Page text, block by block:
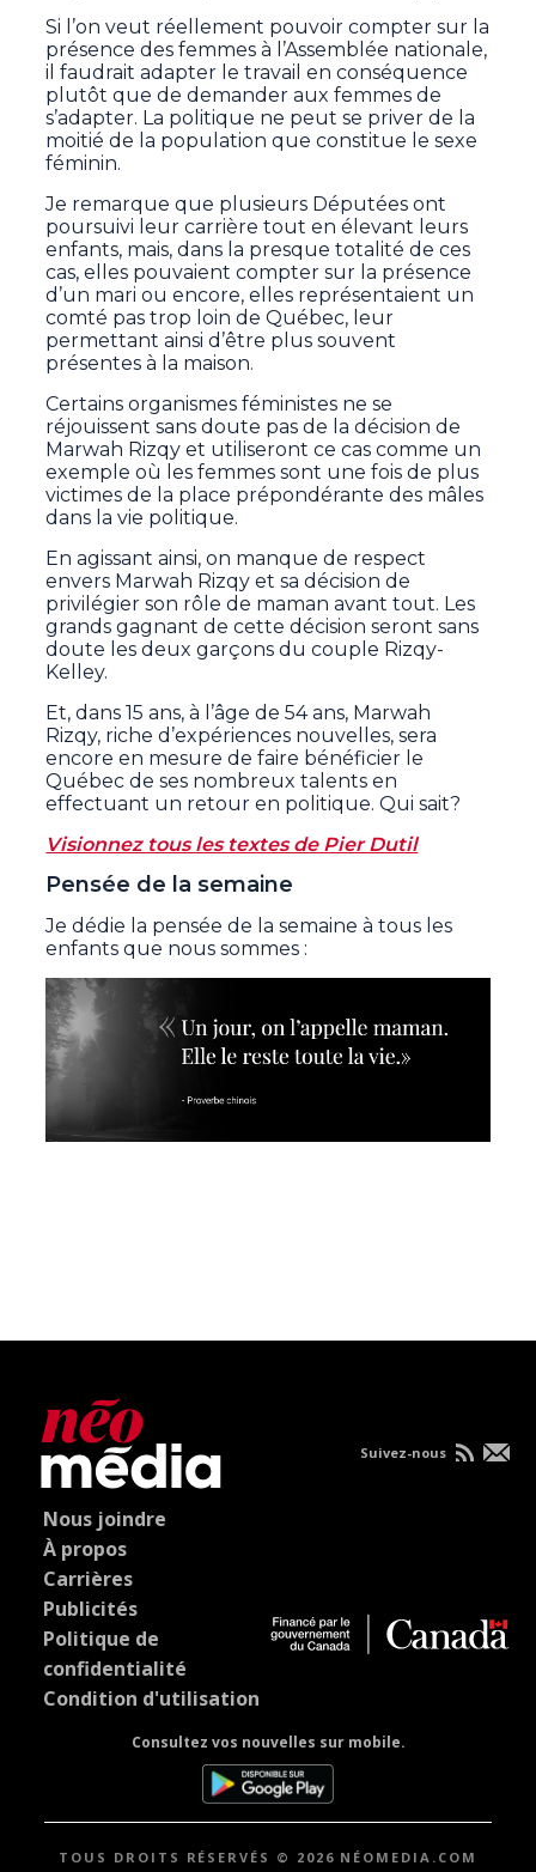
Si l’on veut réellement pouvoir compter sur la
présence des femmes à l’Assemblée nationale,
il faudrait adapter le travail en conséquence
plutôt que de demander aux femmes de
s’adapter. La politique ne peut se priver de la
moitié de la population que constitue le sexe
féminin.
Je remarque que plusieurs Députées ont
poursuivi leur carrière tout en élevant leurs
enfants, mais, dans la presque totalité de ces
cas, elles pouvaient compter sur la présence
d’un mari ou encore, elles représentaient un
comté pas trop loin de Québec, leur
permettant ainsi d’être plus souvent
présentes à la maison.
Certains organismes féministes ne se
réjouissent sans doute pas de la décision de
Marwah Rizqy et utiliseront ce cas comme un
exemple où les femmes sont une fois de plus
victimes de la place prépondérante des mâles
dans la vie politique.
En agissant ainsi, on manque de respect
envers Marwah Rizqy et sa décision de
privilégier son rôle de maman avant tout. Les
grands gagnant de cette décision seront sans
doute les deux garçons du couple Rizqy-
Kelley.
Et, dans 15 ans, à l’âge de 54 ans, Marwah
Rizqy, riche d’expériences nouvelles, sera
encore en mesure de faire bénéficier le
Québec de ses nombreux talents en
effectuant un retour en politique. Qui sait?
Visionnez tous les textes de Pier Dutil
Pensée de la semaine
Je dédie la pensée de la semaine à tous les
enfants que nous sommes :
Nous joindre
À propos
Carrières
Publicités
Politique de
confidentialité
Condition d'utilisation
Consultez vos nouvelles sur mobile.
Suivez-nous
TOUS DROITS RÉSERVÉS © 2026 NÉOMEDIA.COM